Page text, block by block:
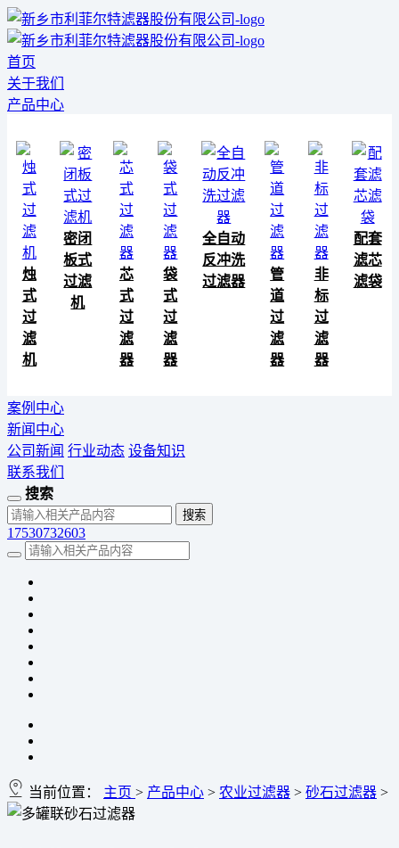
首页
关于我们
产品中心
烛
式
过
滤
机
密闭
板式
过滤
机
芯
式
过
滤
器
袋
式
过
滤
器
全自动
反冲洗
过滤器
管
道
过
滤
器
非
标
过
滤
器
配套
滤芯
滤袋
案例中心
新闻中心
公司新闻 行业动态 设备知识
联系我们
搜索
17530732603
当前位置： 主页 > 产品中心 > 农业过滤器 > 砂石过滤器 >